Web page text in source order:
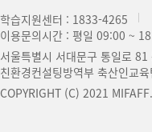
학습지원센터 : 1833-4265
이용문의시간 : 평일 09:00 ~
서울특별시 서대문구 통일로
친환경컨설팅방역부 축산인교육
COPYRIGHT (C) 2021